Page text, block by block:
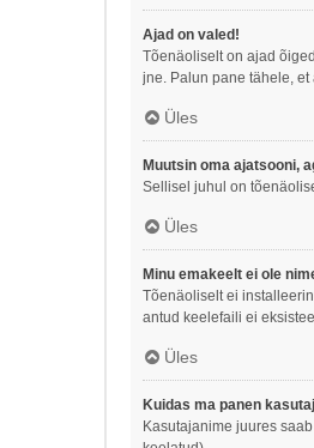
Ajad on valed!
Tõenäoliselt on ajad
jne. Palun pane tähele,
Üles
Muutsin oma ajatsooni,
Sellisel juhul on
Üles
Minu emakeelt ei ole
Tõenäoliselt ei
antud keelefaili ei
Üles
Kuidas ma panen
Kasutajanime juures